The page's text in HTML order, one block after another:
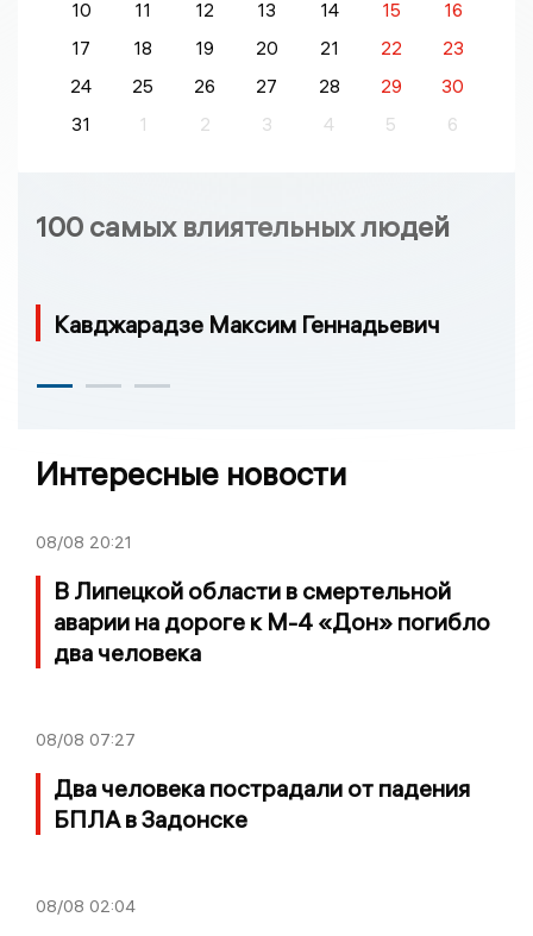
10 11 12 13 14 15
16
17
18 19 20 21 22
23
24
25 26 27 28 29
30
31
1 2 3 4 5 6
100 самых влиятельных людей
Кавджарадзе Максим Геннадьевич
Интересные новости
08/08 20:21
В Липецкой области в смертельной
аварии на дороге к М-4 «Дон» погибло
два человека
08/08 07:27
Два человека пострадали от падения
БПЛА в Задонске
08/08 02:04